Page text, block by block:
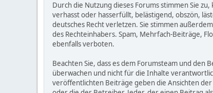
Durch die Nutzung dieses Forums stimmen Sie
verhasst oder hasserfüllt, belästigend, obszön,
deutsches Recht verletzen. Sie stimmen
des Rechteinhabers. Spam, Mehrfach-Beiträge,
ebenfalls verboten.
Beachten Sie, dass es dem Forumsteam und
überwachen und nicht für die Inhalte
veröffentlichten Beiträge geben die Ansichten